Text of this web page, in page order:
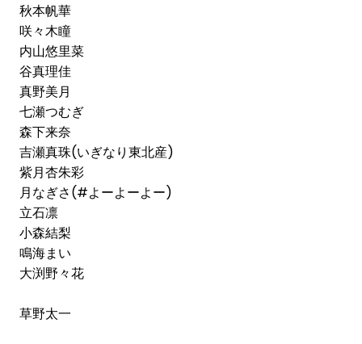
秋本帆華
咲々木瞳
内山悠里菜
谷真理佳
真野美月
七瀬つむぎ
森下来奈
吉瀬真珠(いぎなり東北産)
紫月杏朱彩
月なぎさ(#よーよーよー)
立石凛
小森結梨
鳴海まい
大渕野々花
草野太一